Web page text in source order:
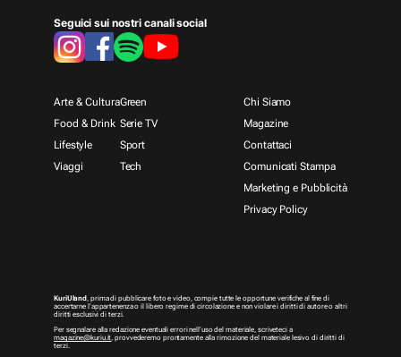
Seguici sui nostri canali social
Arte & Cultura
Food & Drink
Lifestyle
Viaggi
Green
Serie TV
Sport
Tech
Chi Siamo
Magazine
Contattaci
Comunicati Stampa
Marketing e Pubblicità
Privacy Policy
KuriUland , prima di pubblicare foto e video, compie tutte le opportune verifiche al fine di
accertarne l’appartenenza o il libero regime di circolazione e non violare i diritti di autore o altri
diritti esclusivi di terzi.
Per segnalare alla redazione eventuali errori nell’uso del materiale, scriveteci a
magazine@kuriu.it , provvederemo prontamente alla rimozione del materiale lesivo di diritti di
terzi.